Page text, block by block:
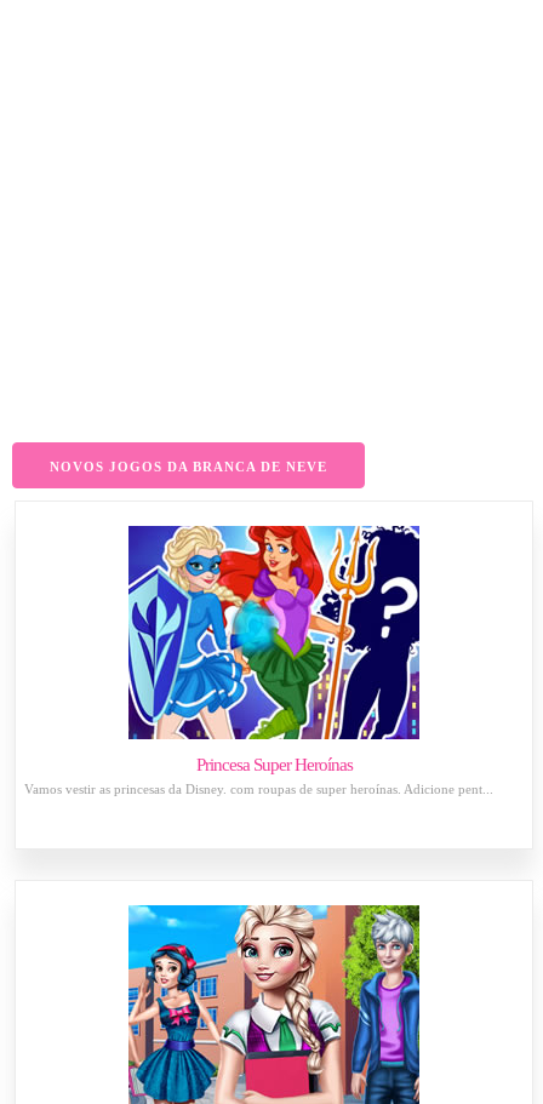
NOVOS JOGOS DA BRANCA DE NEVE
Princesa Super Heroínas
Vamos vestir as princesas da Disney. com roupas de super heroínas. Adicione pent...